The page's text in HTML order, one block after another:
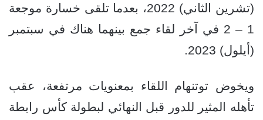
(تشرين الثاني) 2022، بعدما تلقى خسارة موجعة
1 – 2 في آخر لقاء جمع بينهما هناك في سبتمبر
(أيلول) 2023.
ويخوض توتنهام اللقاء بمعنويات مرتفعة، عقب
تأهله المثير للدور قبل النهائي لبطولة كأس رابطة